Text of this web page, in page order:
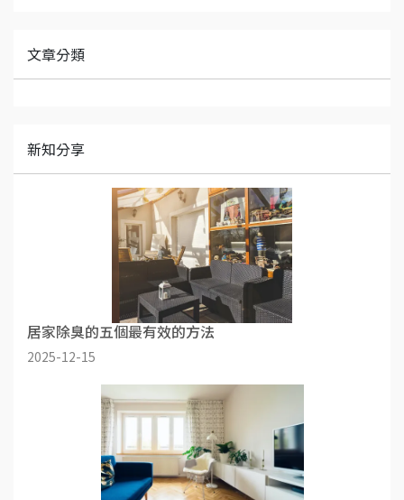
文章分類
新知分享
居家除臭的五個最有效的方法
2025-12-15